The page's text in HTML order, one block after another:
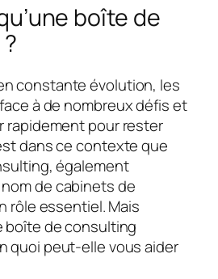
boîte de
constante évolution, les
à de nombreux défis et
rapidement pour rester
dans ce contexte que
également
de cabinets de
rôle essentiel. Mais
boîte de consulting
quoi peut-elle vous aider